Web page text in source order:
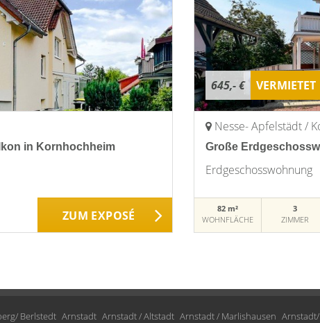
in Kornhochheim
ZUM EXPOSÉ
645,- € VERMIETET
Nesse- Apfelstädt /
Große
Erdgeschosswohnung
82 m²
WOHNFLÄCHE
3
ZIMMER
Berlstedt Arnstadt Arnstadt / Altstadt Arnstadt / Marlishausen